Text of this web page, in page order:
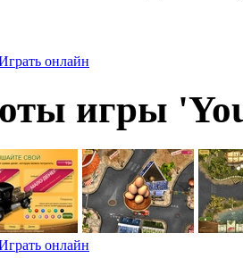
онлайн
игры
онлайн